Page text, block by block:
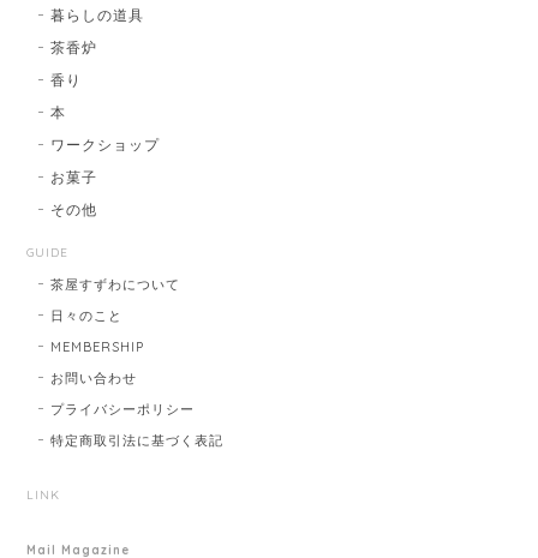
暮らしの道具
茶香炉
香り
本
ワークショップ
お菓子
その他
GUIDE
茶屋すずわについて
日々のこと
MEMBERSHIP
お問い合わせ
プライバシーポリシー
特定商取引法に基づく表記
LINK
Mail Magazine